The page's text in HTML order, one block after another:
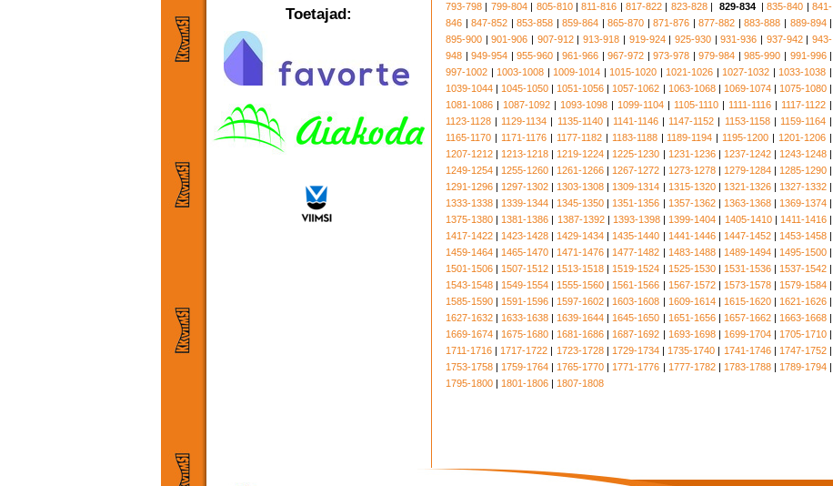
Toetajad:
793-798 | 799-804| 805-810|811-816 | 817-822 | 823-828| 829-834 |835-840 | 841-
846 |847-852 |853-858 |859-864 |865-870 |871-876 |877-882 |883-888 | 889-894|
895-900 |901-906 | 907-912|913-918 | 919-924| 925-930|931-936 | 937-942| 943-
948 |949-954 |955-960 |961-966 |967-972 |973-978 |979-984 |985-990 | 991-996|
997-1002 | 1003-1008 | 1009-1014 | 1015-1020 | 1021-1026 | 1027-1032 | 1033-1038 |
1039-1044 | 1045-1050 | 1051-1056 | 1057-1062 | 1063-1068| 1069-1074| 1075-1080|
1081-1086 | 1087-1092 | 1093-1098 | 1099-1104 | 1105-1110 | 1111-1116 | 1117-1122 |
1123-1128 | 1129-1134 | 1135-1140| 1141-1146| 1147-1152 | 1153-1158| 1159-1164|
1165-1170 | 1171-1176| 1177-1182| 1183-1188| 1189-1194 | 1195-1200 | 1201-1206 |
1207-1212 | 1213-1218 | 1219-1224 | 1225-1230 | 1231-1236| 1237-1242| 1243-1248|
1249-1254 | 1255-1260 | 1261-1266 | 1267-1272 | 1273-1278| 1279-1284| 1285-1290|
1291-1296 | 1297-1302 | 1303-1308 | 1309-1314 | 1315-1320| 1321-1326| 1327-1332|
1333-1338 | 1339-1344 | 1345-1350 | 1351-1356 | 1357-1362| 1363-1368| 1369-1374|
1375-1380 | 1381-1386 | 1387-1392| 1393-1398| 1399-1404 | 1405-1410| 1411-1416|
1417-1422 | 1423-1428 | 1429-1434 | 1435-1440 | 1441-1446| 1447-1452| 1453-1458|
1459-1464 | 1465-1470 | 1471-1476 | 1477-1482 | 1483-1488| 1489-1494| 1495-1500|
1501-1506 | 1507-1512 | 1513-1518 | 1519-1524 | 1525-1530| 1531-1536| 1537-1542|
1543-1548 | 1549-1554 | 1555-1560 | 1561-1566 | 1567-1572| 1573-1578| 1579-1584|
1585-1590 | 1591-1596 | 1597-1602 | 1603-1608 | 1609-1614| 1615-1620| 1621-1626|
1627-1632 | 1633-1638 | 1639-1644 | 1645-1650 | 1651-1656| 1657-1662| 1663-1668|
1669-1674 | 1675-1680 | 1681-1686 | 1687-1692 | 1693-1698| 1699-1704| 1705-1710|
1711-1716 | 1717-1722 | 1723-1728| 1729-1734| 1735-1740 | 1741-1746| 1747-1752|
1753-1758 | 1759-1764 | 1765-1770 | 1771-1776 | 1777-1782| 1783-1788| 1789-1794|
1795-1800 | 1801-1806 | 1807-1808